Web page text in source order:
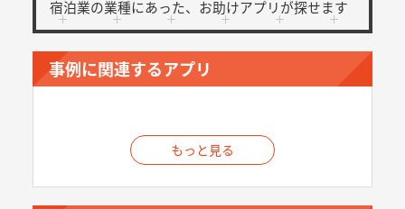
宿泊業の業種にあった、 お助けアプリが探せます
事例に関連するアプリ
もっと見る